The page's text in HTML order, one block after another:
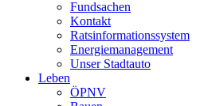
Fundsachen
Kontakt
Ratsinformationssystem
Energiemanagement
Unser Stadtauto
Leben
ÖPNV